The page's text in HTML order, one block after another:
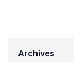
Archives